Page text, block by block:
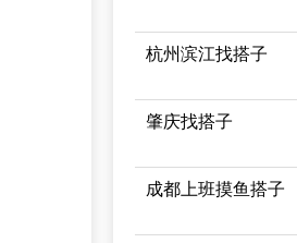
杭州滨江找搭子
肇庆找搭子
成都上班摸鱼搭子